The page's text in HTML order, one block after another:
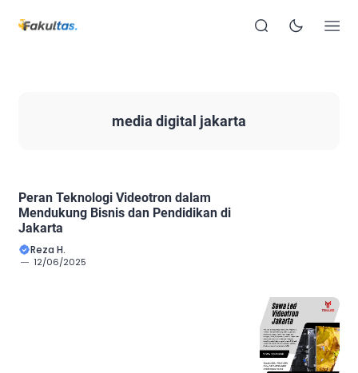
media digital jakarta
Peran Teknologi Videotron dalam
Mendukung Bisnis dan Pendidikan di
Jakarta
Reza H.
12/06/2025